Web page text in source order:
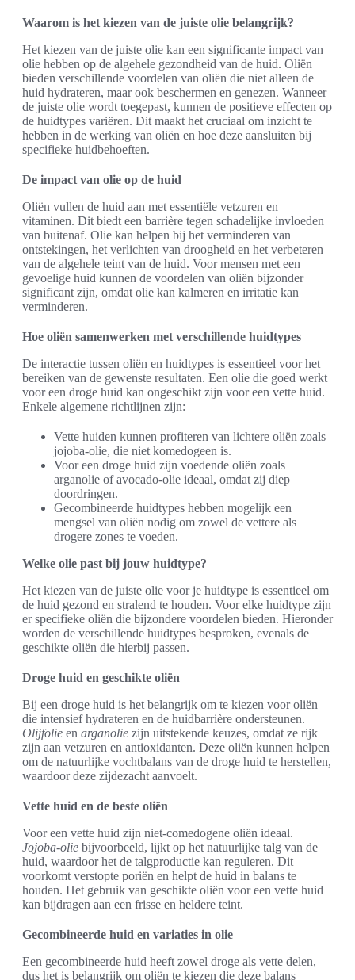
Waarom is het kiezen van de juiste olie belangrijk?
Het kiezen van de juiste olie kan een significante impact van
olie hebben op de algehele gezondheid van de huid. Oliën
bieden verschillende voordelen van oliën die niet alleen de
huid hydrateren, maar ook beschermen en genezen. Wanneer
de juiste olie wordt toegepast, kunnen de positieve effecten op
de huidtypes variëren. Dit maakt het cruciaal om inzicht te
hebben in de werking van oliën en hoe deze aansluiten bij
specifieke huidbehoeften.
De impact van olie op de huid
Oliën vullen de huid aan met essentiële vetzuren en
vitaminen. Dit biedt een barrière tegen schadelijke invloeden
van buitenaf. Olie kan helpen bij het verminderen van
ontstekingen, het verlichten van droogheid en het verbeteren
van de algehele teint van de huid. Voor mensen met een
gevoelige huid kunnen de voordelen van oliën bijzonder
significant zijn, omdat olie kan kalmeren en irritatie kan
verminderen.
Hoe oliën samenwerken met verschillende huidtypes
De interactie tussen oliën en huidtypes is essentieel voor het
bereiken van de gewenste resultaten. Een olie die goed werkt
voor een droge huid kan ongeschikt zijn voor een vette huid.
Enkele algemene richtlijnen zijn:
Vette huiden kunnen profiteren van lichtere oliën zoals
jojoba-olie, die niet komedogeen is.
Voor een droge huid zijn voedende oliën zoals
arganolie of avocado-olie ideaal, omdat zij diep
doordringen.
Gecombineerde huidtypes hebben mogelijk een
mengsel van oliën nodig om zowel de vettere als
drogere zones te voeden.
Welke olie past bij jouw huidtype?
Het kiezen van de juiste olie voor je huidtype is essentieel om
de huid gezond en stralend te houden. Voor elke huidtype zijn
er specifieke oliën die bijzondere voordelen bieden. Hieronder
worden de verschillende huidtypes besproken, evenals de
geschikte oliën die hierbij passen.
Droge huid en geschikte oliën
Bij een droge huid is het belangrijk om te kiezen voor oliën
die intensief hydrateren en de huidbarrière ondersteunen.
Olijfolie en arganolie zijn uitstekende keuzes, omdat ze rijk
zijn aan vetzuren en antioxidanten. Deze oliën kunnen helpen
om de natuurlijke vochtbalans van de droge huid te herstellen,
waardoor deze zijdezacht aanvoelt.
Vette huid en de beste oliën
Voor een vette huid zijn niet-comedogene oliën ideaal.
Jojoba-olie bijvoorbeeld, lijkt op het natuurlijke talg van de
huid, waardoor het de talgproductie kan reguleren. Dit
voorkomt verstopte poriën en helpt de huid in balans te
houden. Het gebruik van geschikte oliën voor een vette huid
kan bijdragen aan een frisse en heldere teint.
Gecombineerde huid en variaties in olie
Een gecombineerde huid heeft zowel droge als vette delen,
dus het is belangrijk om oliën te kiezen die deze balans